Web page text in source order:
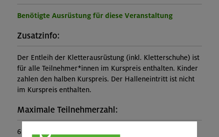
Benötigte Ausrüstung für diese Veranstaltung
Zusatzinfo:
Der Entleih der Kletterausrüstung (inkl. Kletterschuhe) ist
für alle Teilnehmer*innen im Kurspreis enthalten. Kinder
zahlen den halben Kurspreis. Der Halleneintritt ist nicht
im Kurspreis enthalten.
Maximale Teilnehmerzahl:
6